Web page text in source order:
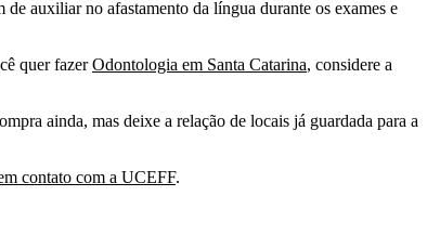
auxiliar no afastamento da língua durante os exames e
quer fazerOdontologia em Santa Catarina, considere a
ainda, mas deixe a relação de locais já guardada para a
contato com a UCEFF.